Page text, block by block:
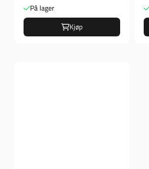
På lager
Kjøp